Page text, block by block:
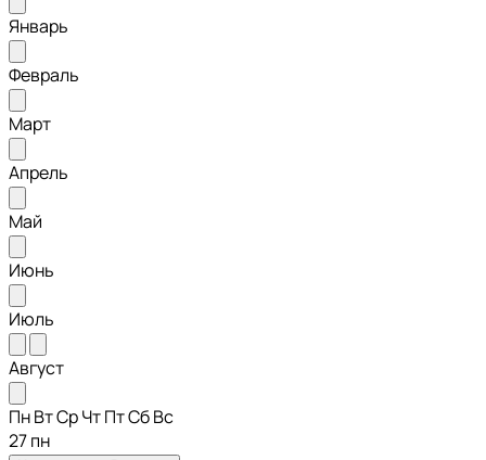
Январь
Февраль
Март
Апрель
Май
Июнь
Июль
Август
ПнВтСрЧтПтСбВс
27пн